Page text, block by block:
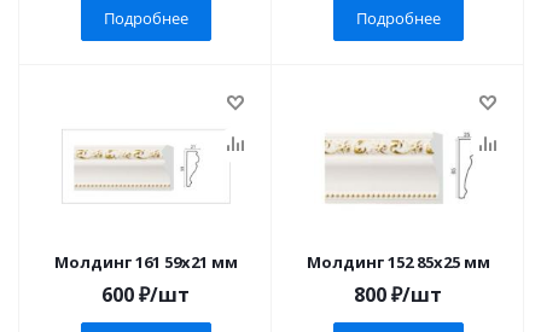
Подробнее Подробнее
Молдинг 161 59x21 мм
600₽/шт
Молдинг 152 85x25 мм
800₽/шт